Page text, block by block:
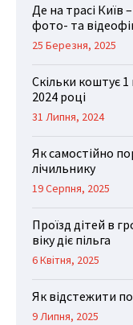
Де на трасі Київ
фото- та
25 Березня, 2025
Скільки коштує 1
2024 році
31 Липня, 2024
Як самостійно
лічильнику
19 Серпня, 2025
Проїзд дітей в
віку діє пільга
6 Квітня, 2025
Як відстежити
9 Липня, 2025